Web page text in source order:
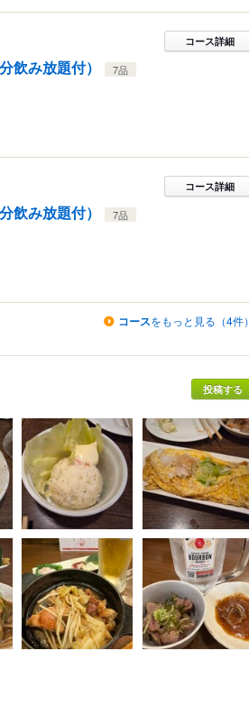
み放題付） 7品
コース詳細
み放題付）
7品
コース詳細
コースをもっと見る（4件）
投稿する